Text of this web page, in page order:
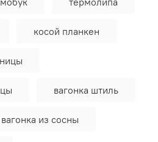
косой планкен
вагонка штиль
вагонка из сосны